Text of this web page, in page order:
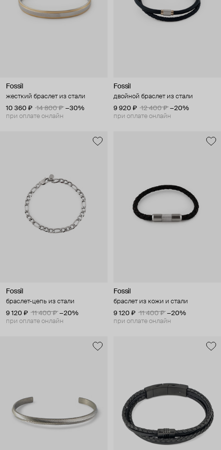
Fossil
жесткий браслет из стали
10 360 ₽
14 800 ₽ −30%
при оплате онлайн
Fossil
двойной браслет из стали
9 920 ₽
12 400 ₽ −20%
при оплате онлайн
Fossil
браслет-цепь из стали
9 120 ₽
11 400 ₽ −20%
при оплате онлайн
Fossil
браслет из кожи и стали
9 120 ₽
11 400 ₽ −20%
при оплате онлайн